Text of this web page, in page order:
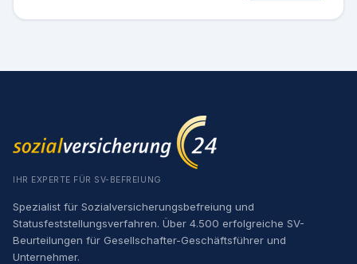
IHR EXPERTE FÜR SV-BEFREIUNG
Spezialist für Sozialversicherungsbefreiung und
Statusfeststellungsverfahren. Über 4.500 erfolgreiche SV-
Beurteilungen für Gesellschafter-Geschäftsführer und
Unternehmer.